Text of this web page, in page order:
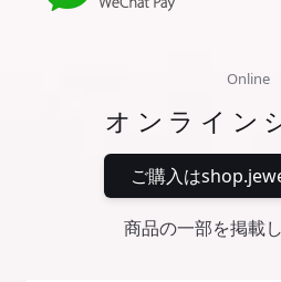
Online
オンライン
ご購入は
商品の一部を掲載